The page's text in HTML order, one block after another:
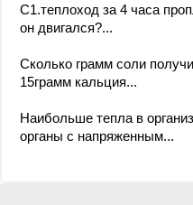
С1.теплоход за 4 часа
он двигался?...
Сколько грамм соли
15грамм кальция...
Наибольше тепла в
органы с напряженным...